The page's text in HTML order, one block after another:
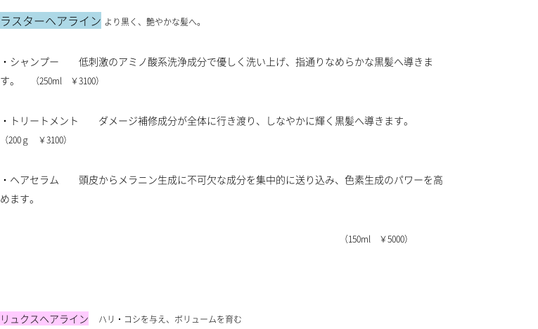
ラスターヘアライン より黒く、艶やかな髪へ。
・シャンプー 低刺激のアミノ酸系洗浄成分で優しく洗い上げ、指通りなめらかな黒髪へ導きま
す。
（250ml ￥3100）
・トリートメント ダメージ補修成分が全体に行き渡り、しなやかに輝く黒髪へ導きます。
（200ｇ ￥3100）
・ヘアセラム 頭皮からメラニン生成に不可欠な成分を集中的に送り込み、色素生成のパワーを高
めます。
（150ml ￥5000）
リュクスヘアライン ハリ・コシを与え、ボリュームを育む